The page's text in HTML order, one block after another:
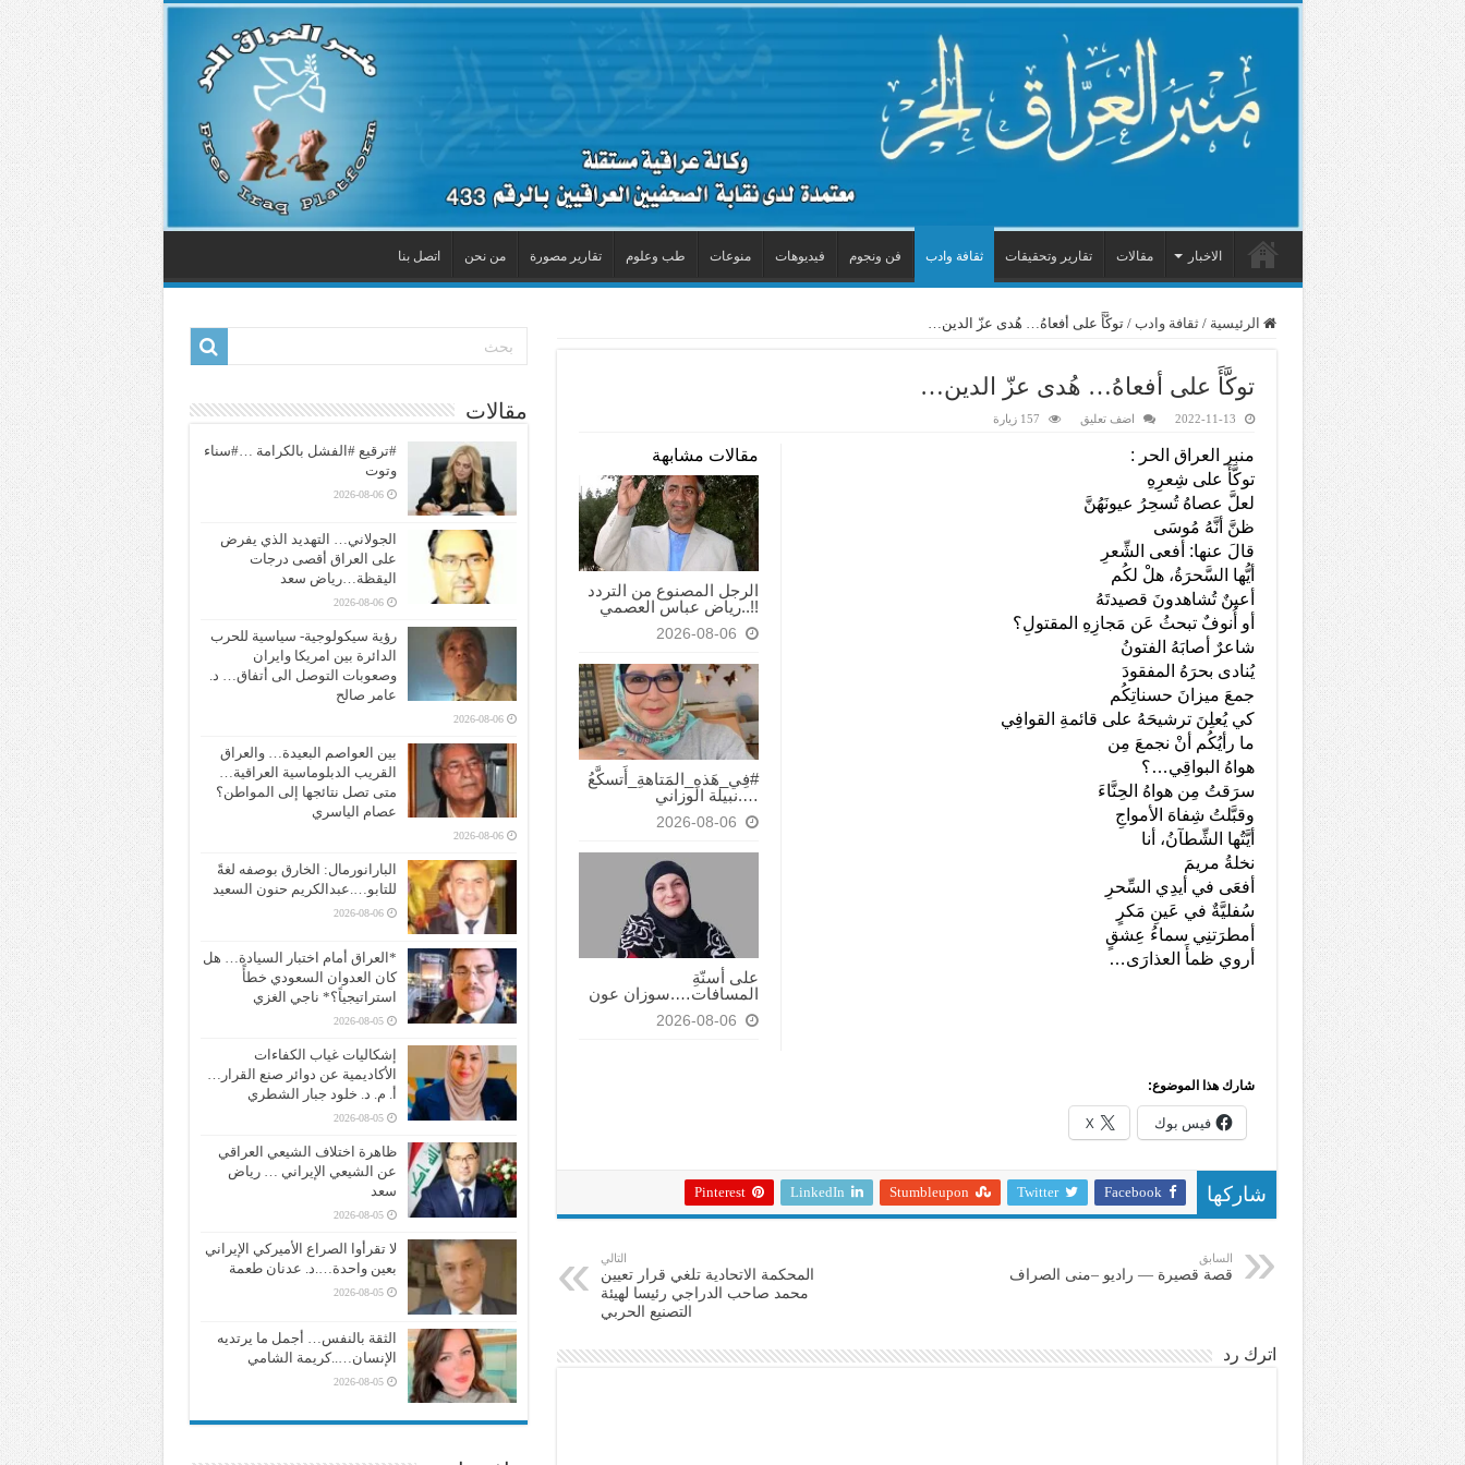
الاخبار مقالات تقارير وتحقيقات ثقافة وادب فن ونجوم فيديوهات منوعات طب وعلوم تقارير مصورة من نحن اتصل بنا
الرئيسية / ثقافة وادب / توكَّأَ على أفعاهُ… هُدى عزّ الدين…
توكَّأَ على أفعاهُ… هُدى عزّ الدين…
2022-11-13 اضف تعليق 157 زيارة
مقالات مشابهة
الرجل المصنوع من التردد
!!..رياض عباس العصمي
2026-08-06
#فِي_هَذهِ_المَتاهةِ_أَتسكَّعُ
….نبيلة الوزاني
2026-08-06
على أسنّةِ
المسافات….سوزان عون
2026-08-06
منبر العراق الحر :
توكَّأَ على شِعرِهِ
لعلَّ عصاهُ تُسحِرُ عيونَهُنَّ
ظنَّ أنَّهُ مُوسَى
قالَ عنها: أفعى الشِّعرِ
أيُّها السَّحرَةُ، هلْ لكُم
أعينٌ تُشاهدونَ قصيدتَهُ
أو أُنوفٌ تبحثُ عَن مَجازِهِ المقتولِ؟
شاعرٌ أصابَهُ الفتونُ
يُنادى بحرَهُ المفقودَ
جمعَ ميزانَ حسناتِكُم
كي يُعلِنَ ترشيحَهُ على قائمةِ القوافِي
ما رأيُكُم أنْ نجمعَ مِن
هواهُ البواقِي…؟
سرَقتُ مِن هواهُ الحِنَّاءَ
وقبَّلتُ شِفاهَ الأمواجِ
أيَّتُها الشِّطآنُ، أنا
نخلةُ مريمَ
أفعَى في أيدِي السِّحرِ
سُفليَّةٌ في عَينِ مَكرٍ
أمطرَتنِي سماءُ عِشقٍ
أروي ظمأَ العذارَى…
شارك هذا الموضوع:
فيس بوك X
شاركها Facebook
Twitter
Stumbleupon
LinkedIn
Pinterest
السابق
قصة قصيرة — راديو –منى الصراف
التالي
المحكمة الاتحادية تلغي قرار تعيين
محمد صاحب الدراجي رئيسا لهيئة
التصنيع الحربي
اترك رد
مقالات
#ترقيع #الفشل بالكرامة …#سناء
وتوت
2026-08-06
الجولاني… التهديد الذي يفرض
على العراق أقصى درجات
اليقظة…رياض سعد
2026-08-06
رؤية سيكولوجية- سياسية للحرب
الدائرة بين امريكا وايران
وصعوبات التوصل الى أتفاق… د.
عامر صالح
2026-08-06
بين العواصم البعيدة… والعراق
القريب الدبلوماسية العراقية…
متى تصل نتائجها إلى المواطن؟
عصام الياسري
2026-08-06
البارانورمال: الخارق بوصفه لغةً
للتابو….عبدالكريم حنون السعيد
2026-08-06
*العراق أمام اختبار السيادة… هل
كان العدوان السعودي خطأً
استراتيجياً؟* ناجي الغزي
2026-08-05
إشكاليات غياب الكفاءات
الأكاديمية عن دوائر صنع القرار…
أ. م. د. خلود جبار الشطري
2026-08-05
ظاهرة اختلاف الشيعي العراقي
عن الشيعي الإيراني … رياض
سعد
2026-08-05
لا تقرأوا الصراع الأميركي الإيراني
بعين واحدة….د. عدنان طعمة
2026-08-05
الثقة بالنفس… أجمل ما يرتديه
الإنسان…..كريمة الشامي
2026-08-05